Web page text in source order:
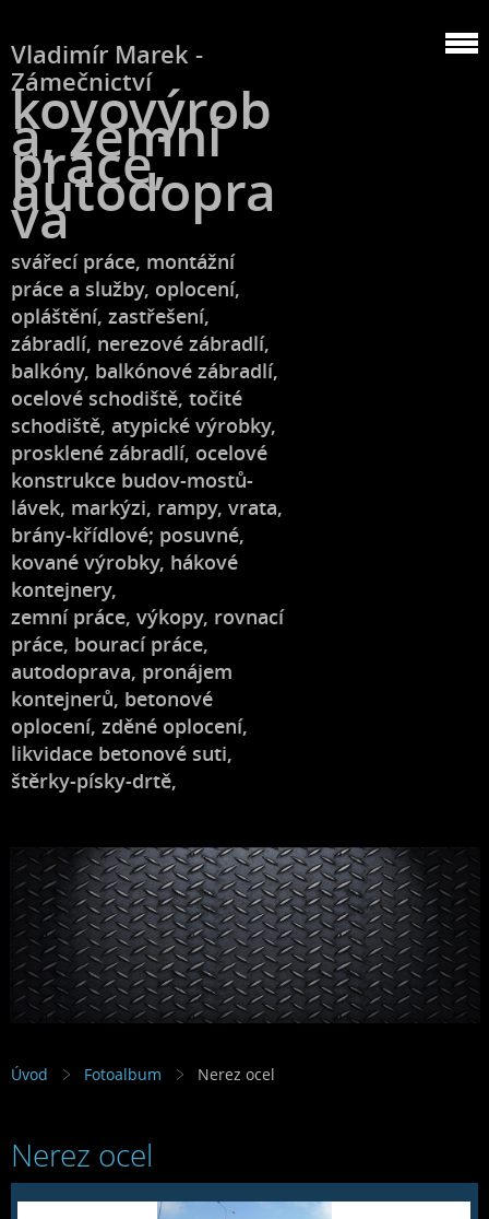
Vladimír Marek -
Zámečnictví
kovovýrob
a, zemní
práce,
autodopra
va
svářecí práce, montážní
práce a služby, oplocení,
opláštění, zastřešení,
zábradlí, nerezové zábradlí,
balkóny, balkónové zábradlí,
ocelové schodiště, točité
schodiště, atypické výrobky,
prosklené zábradlí, ocelové
konstrukce budov-mostů-
lávek, markýzi, rampy, vrata,
brány-křídlové; posuvné,
kované výrobky, hákové
kontejnery,
zemní práce, výkopy, rovnací
práce, bourací práce,
autodoprava, pronájem
kontejnerů, betonové
oplocení, zděné oplocení,
likvidace betonové suti,
štěrky-písky-drtě,
Úvod Fotoalbum Nerez ocel
Nerez ocel